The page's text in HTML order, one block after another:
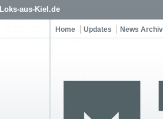
Loks-aus-Kiel.de
Home Updates News Archiv